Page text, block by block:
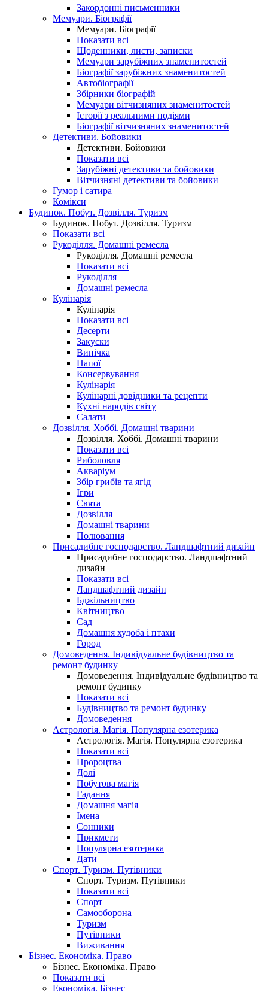
Закордонні письменники
Мемуари. Біографії
Мемуари. Біографії
Показати всі
Щоденники, листи, записки
Мемуари зарубіжних знаменитостей
Біографії зарубіжних знаменитостей
Автобіографії
Збірники біографій
Мемуари вітчизняних знаменитостей
Історії з реальними подіями
Біографії вітчизняних знаменитостей
Детективи. Бойовики
Детективи. Бойовики
Показати всі
Зарубіжні детективи та бойовики
Вітчизняні детективи та бойовики
Гумор і сатира
Комікси
Будинок. Побут. Дозвілля. Туризм
Будинок. Побут. Дозвілля. Туризм
Показати всі
Рукоділля. Домашні ремесла
Рукоділля. Домашні ремесла
Показати всі
Рукоділля
Домашні ремесла
Кулінарія
Кулінарія
Показати всі
Десерти
Закуски
Випічка
Напої
Консервування
Кулінарія
Кулінарні довідники та рецепти
Кухні народів світу
Салати
Дозвілля. Хоббі. Домашні тварини
Дозвілля. Хоббі. Домашні тварини
Показати всі
Риболовля
Акваріум
Збір грибів та ягід
Ігри
Свята
Дозвілля
Домашні тварини
Полювання
Присадибне господарство. Ландшафтний дизайн
Присадибне господарство. Ландшафтний
дизайн
Показати всі
Ландшафтний дизайн
Бджільництво
Квітництво
Сад
Домашня худоба і птахи
Город
Домоведення. Індивідуальне будівництво та
ремонт будинку
Домоведення. Індивідуальне будівництво та
ремонт будинку
Показати всі
Будівництво та ремонт будинку
Домоведення
Астрологія. Магія. Популярна езотерика
Астрологія. Магія. Популярна езотерика
Показати всі
Пророцтва
Долі
Побутова магія
Гадання
Домашня магія
Імена
Сонники
Прикмети
Популярна езотерика
Дати
Спорт. Туризм. Путівники
Спорт. Туризм. Путівники
Показати всі
Спорт
Самооборона
Туризм
Путівники
Виживання
Бізнес. Економіка. Право
Бізнес. Економіка. Право
Показати всі
Економіка. Бізнес